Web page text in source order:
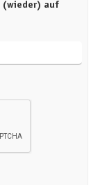
(wieder) auf